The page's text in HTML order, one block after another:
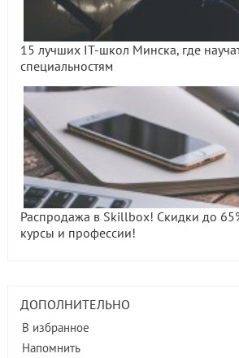
15 лучших IT-школ Минска, где
специальностям
Распродажа в Skillbox! Скидки до
курсы и профессии!
ДОПОЛНИТЕЛЬНО
В избранное
Напомнить